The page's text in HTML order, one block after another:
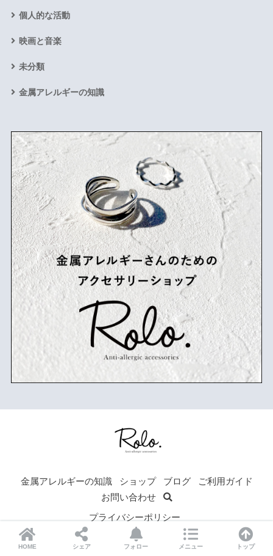
個人的な活動
映画と音楽
未分類
金属アレルギーの知識
金属アレルギーの知識 ショップ ブログ
ご利用ガイド
お問い合わせ
プライバシーポリシー
© 2026 ©Rolo All rights reserved.
HOME シェア フォロー メニュー トップ